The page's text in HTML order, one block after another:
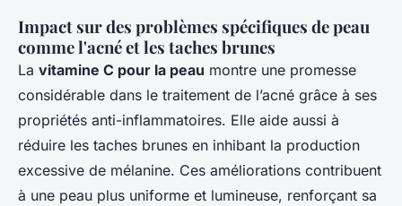
Impact sur des problèmes spécifiques de peau
comme l'acné et les taches brunes
La vitamine C pour la peau montre une promesse
considérable dans le traitement de l’acné grâce à ses
propriétés anti-inflammatoires. Elle aide aussi à
réduire les taches brunes en inhibant la production
excessive de mélanine. Ces améliorations contribuent
à une peau plus uniforme et lumineuse, renforçant sa